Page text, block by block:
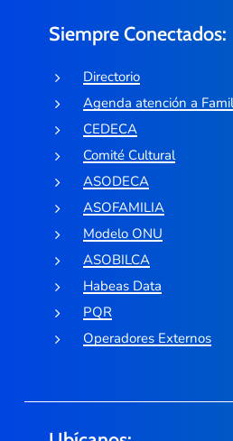
Siempre Conectados:
Directorio
Agenda atención a
CEDECA
Comité Cultural
ASODECA
ASOFAMILIA
Modelo ONU
ASOBILCA
Habeas Data
PQR
Operadores Externos